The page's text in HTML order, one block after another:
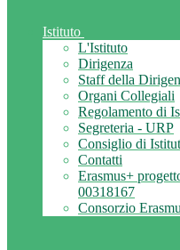
Istituto
L'Istituto
Dirigenza
Staff della
Organi Collegiali
Regolamento di
Segreteria - URP
Consiglio di
Contatti
Erasmus+
00318167
Consorzio